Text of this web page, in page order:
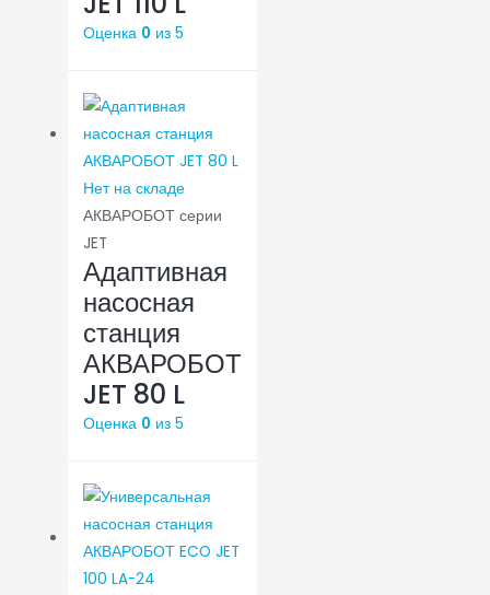
Оценка 0 из 5
Нет на складе
АКВАРОБОТ серии
JET
Адаптивная
насосная
станция
АКВАРОБОТ
JET 80 L
Оценка 0 из 5